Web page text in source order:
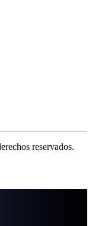
reservados.